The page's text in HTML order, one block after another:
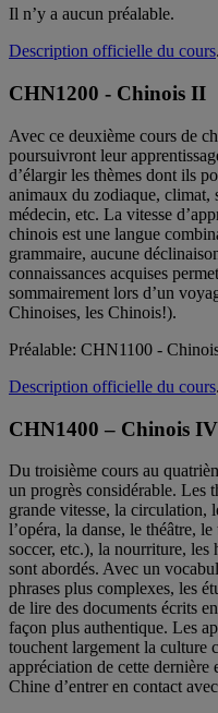
Il n’y a aucun préalable.
Description officielle du cours.
CHN1200 - Chinois II
Avec ce deuxième cours de
poursuivront leur
d’élargir les thèmes dont ils
animaux du zodiaque, climat,
médecin, etc. La vitesse
chinois est une langue
grammaire, aucune
connaissances acquises
sommairement lors d’un
Chinoises, les Chinois!).
Préalable: CHN1100 -
Description officielle du cours.
CHN1400 – Chinois IV
Du troisième cours au
un progrès considérable. Les
grande vitesse, la circulation,
l’opéra, la danse, le théâtre,
soccer, etc.), la nourriture, les
sont abordés. Avec un
phrases plus complexes, les
de lire des documents écrits
façon plus authentique. Les
touchent largement la culture
appréciation de cette dernière
Chine d’entrer en contact